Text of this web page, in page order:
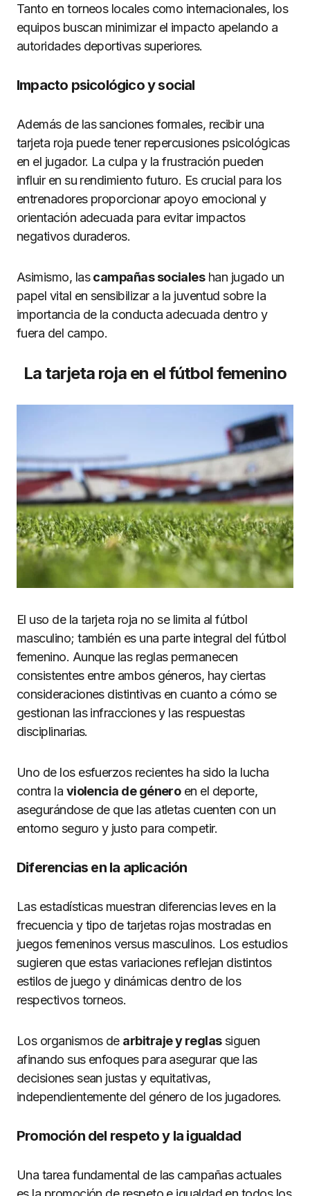
Tanto en torneos locales como internacionales, los
equipos buscan minimizar el impacto apelando a
autoridades deportivas superiores.
Impacto psicológico y social
Además de las sanciones formales, recibir una
tarjeta roja puede tener repercusiones psicológicas
en el jugador. La culpa y la frustración pueden
influir en su rendimiento futuro. Es crucial para los
entrenadores proporcionar apoyo emocional y
orientación adecuada para evitar impactos
negativos duraderos.
Asimismo, lascampañas socialeshan jugado un
papel vital en sensibilizar a la juventud sobre la
importancia de la conducta adecuada dentro y
fuera del campo.
La tarjeta roja en el fútbol femenino
El uso de la tarjeta roja no se limita al fútbol
masculino; también es una parte integral del fútbol
femenino. Aunque las reglas permanecen
consistentes entre ambos géneros, hay ciertas
consideraciones distintivas en cuanto a cómo se
gestionan las infracciones y las respuestas
disciplinarias.
Uno de los esfuerzos recientes ha sido la lucha
contra la violencia de géneroen el deporte,
asegurándose de que las atletas cuenten con un
entorno seguro y justo para competir.
Diferencias en la aplicación
Las estadísticas muestran diferencias leves en la
frecuencia y tipo de tarjetas rojas mostradas en
juegos femeninos versus masculinos. Los estudios
sugieren que estas variaciones reflejan distintos
estilos de juego y dinámicas dentro de los
respectivos torneos.
Los organismos de arbitraje y reglassiguen
afinando sus enfoques para asegurar que las
decisiones sean justas y equitativas,
independientemente del género de los jugadores.
Promoción del respeto y la igualdad
Una tarea fundamental de las campañas actuales